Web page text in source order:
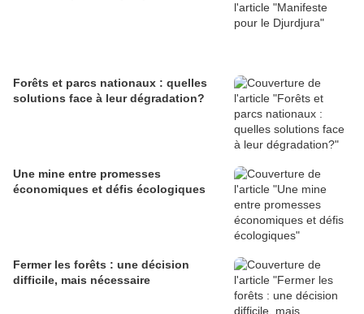
Forêts et parcs nationaux : quelles
solutions face à leur dégradation?
Une mine entre promesses
économiques et défis écologiques
Fermer les forêts : une décision
difficile, mais nécessaire